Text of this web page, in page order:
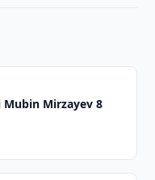
Mubin Mirzayev 8